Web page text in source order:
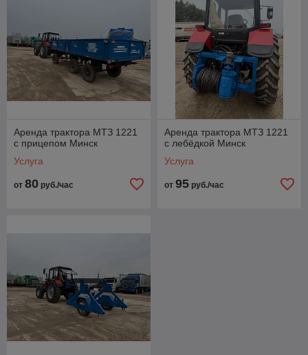
Аренда трактора МТЗ 1221
с прицепом Минск
Услуга
от 80 руб./час
Аренда трактора МТЗ 1221
с лебёдкой Минск
Услуга
от 95 руб./час